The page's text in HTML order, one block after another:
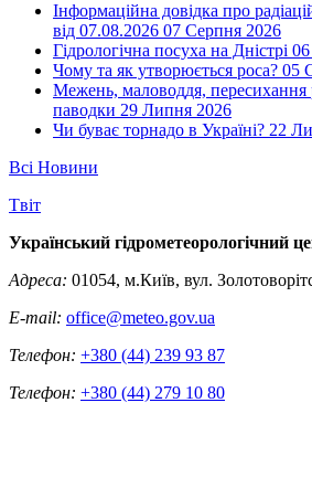
Інформаційна довідка про
від 07.08.2026 07 Серпня 2026
Гідрологічна посуха на Дністрі
Чому та як утворюється роса? 05
Межень, маловоддя, пересихання
паводки 29 Липня 2026
Чи буває торнадо в Україні? 22
Всі Новини
Tвіт
Український гідрометеорологічний
Адреса: 01054, м.Київ, вул.
E-mail: office@meteo.gov.ua
Телефон: +380 (44) 239 93 87
Телефон: +380 (44) 279 10 80